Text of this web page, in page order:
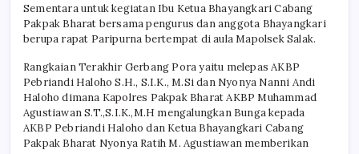
Sementara untuk kegiatan Ibu Ketua Bhayangkari Cabang
Pakpak Bharat bersama pengurus dan anggota Bhayangkari
berupa rapat Paripurna bertempat di aula Mapolsek Salak.
Rangkaian Terakhir Gerbang Pora yaitu melepas AKBP
Pebriandi Haloho S.H., S.I.K., M.Si dan Nyonya Nanni Andi
Haloho dimana Kapolres Pakpak Bharat AKBP Muhammad
Agustiawan S.T.,S.I.K.,M.H mengalungkan Bunga kepada
AKBP Pebriandi Haloho dan Ketua Bhayangkari Cabang
Pakpak Bharat Nyonya Ratih M. Agustiawan memberikan